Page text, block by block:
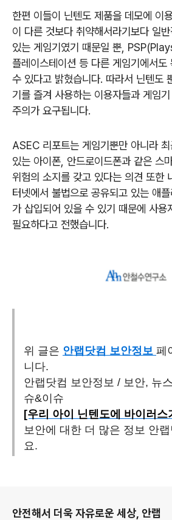
한편 이들이 닌텐도 제품을 데모에 이
이 다른 것보다 취약해서라기보다 일
있는 게임기였기 때문일 뿐,
플레이스테이션 등 다른 게임기에서도
수 있다고 밝혔습니다. 따라서 닌텐도
기를 즐겨 사용하는 이용자들과 게임
주의가 요구됩니다.
ASEC 리포트는 게임기뿐만 아니라
있는 아이폰 안드로이드폰과 같은 스
위험의 소지를 갖고 있다는 의견 또한
터넷에서 불법으로 공유되고 있는 애
가 삽입되어 있을 수 있기 때문에 사용
필요하다고 전했습니다.
위 글은 안랩닷컴 보안정보 페
니다.
안랩닷컴 보안정보 / 보안, 뉴
슈&이슈
[우리 아이 닌텐도에 바이러스
보안에 대한 더 많은 정보 안
요.
안전해서 더욱 자유로운 세상, 안랩